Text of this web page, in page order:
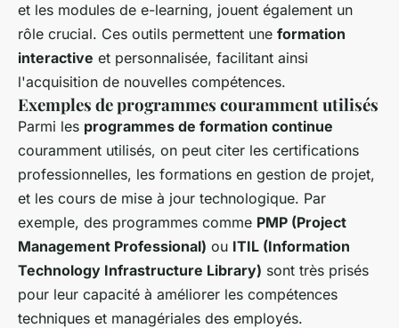
et les modules de e-learning, jouent également un
rôle crucial. Ces outils permettent une formation
interactive et personnalisée, facilitant ainsi
l'acquisition de nouvelles compétences.
Exemples de programmes couramment utilisés
Parmi les programmes de formation continue
couramment utilisés, on peut citer les certifications
professionnelles, les formations en gestion de projet,
et les cours de mise à jour technologique. Par
exemple, des programmes comme PMP (Project
Management Professional) ou ITIL (Information
Technology Infrastructure Library) sont très prisés
pour leur capacité à améliorer les compétences
techniques et managériales des employés.